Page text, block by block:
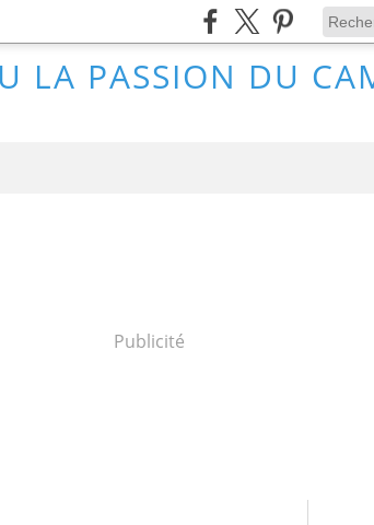
LA PASSION DU
Publicité